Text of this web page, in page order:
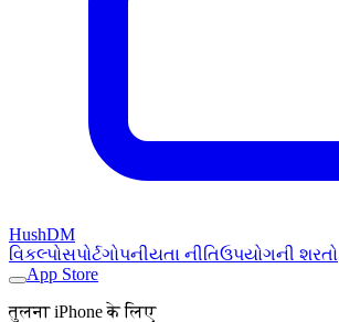
HushDM
વિકલ્પોસપોર્ટગોપનીયતા નીતિઉપયોગની શરતો
App Store
तुलना iPhone के लिए